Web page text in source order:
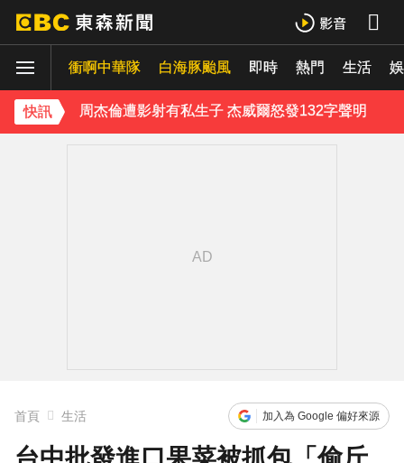
衝啊中華隊 白海豚颱風 即時 熱門 生活
快訊
周杰倫遭影射有私生子 杰威爾怒發132字聲明
曾號召反女權集會！36歲網紅陳屍住處 死因待查
首頁 生活 加入為 Google 偏好來源